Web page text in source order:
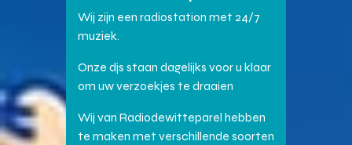
Wij zijn een radiostation met 24/7
muziek.
Onze djs staan dagelijks voor u klaar
om uw verzoekjes te draaien
Wij van Radiodewitteparel hebben
te maken met verschillende soorten